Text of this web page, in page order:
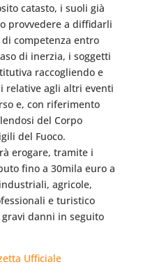
catasto, i suoli già
provvedere a diffidarli
competenza entro
di inerzia, i soggetti
raccogliendo e
relative agli altri eventi
e, con riferimento
del Corpo
del Fuoco.
erogare, tramite i
fino a 30mila euro a
agricole,
e turistico
danni in seguito
Ufficiale